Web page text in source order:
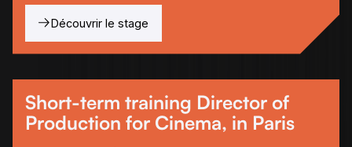
Découvrir le stage
Short-term training Director of
Production for Cinema, in Paris